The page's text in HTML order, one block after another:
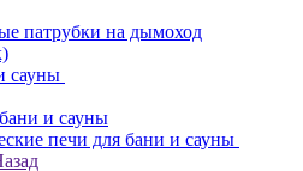
патрубки на дымоход
сауны
и сауны
печи для бани и сауны